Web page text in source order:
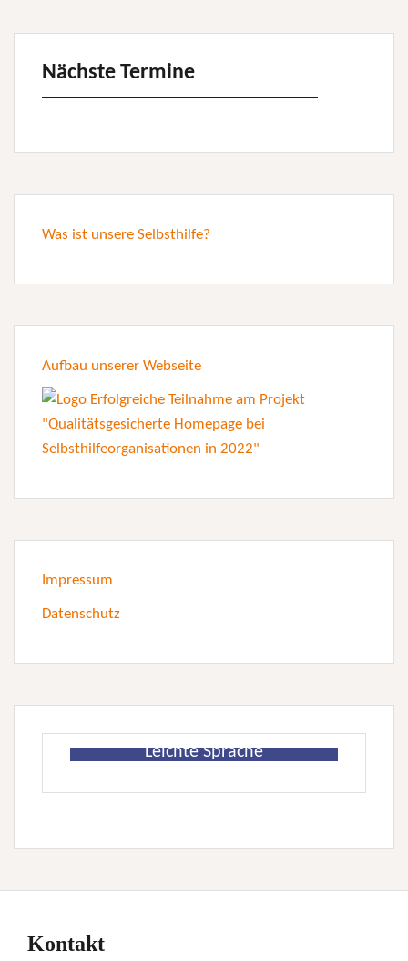
Nächste Termine
Was ist unsere Selbsthilfe?
Aufbau unserer Webseite
Impressum
Datenschutz
Leichte Sprache
Kontakt